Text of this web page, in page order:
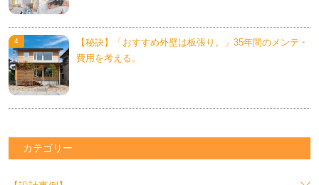
【秘訣】「おすすめ外壁は板張り。」35年間のメンテ・
費用を考える。
カテゴリー